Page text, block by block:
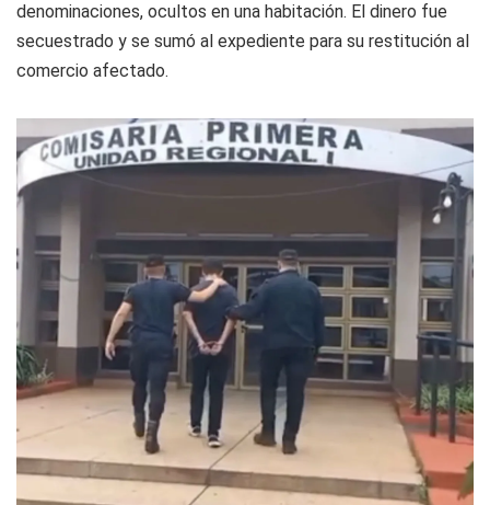
denominaciones, ocultos en una habitación. El dinero fue
secuestrado y se sumó al expediente para su restitución al
comercio afectado.